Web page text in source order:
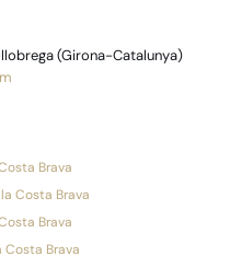
(Girona-Catalunya)
Brava
Costa Brava
Brava
Costa Brava